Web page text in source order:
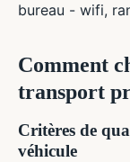
bureau - wifi,
Comment
transport
Critères de
véhicule